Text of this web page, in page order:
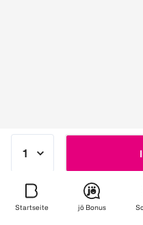
Startseite jö Bonus